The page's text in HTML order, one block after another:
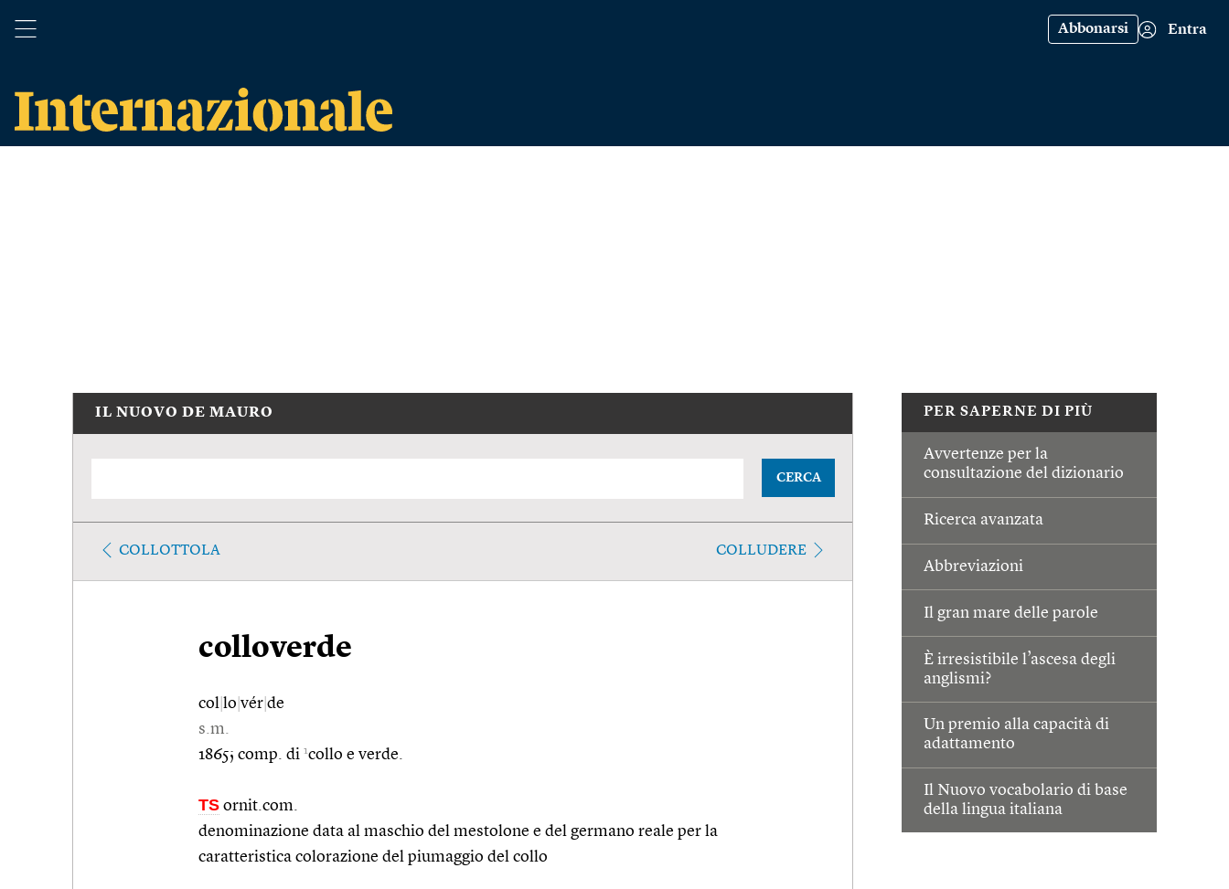
Abbonarsi Entra
PER SAPERNE DI PIÙ
Avvertenze per la
consultazione del dizionario
Ricerca avanzata
Abbreviazioni
Il gran mare delle parole
È irresistibile l’ascesa degli
anglismi?
Un premio alla capacità di
adattamento
Il Nuovo vocabolario di base
della lingua italiana
IL NUOVO DE MAURO
CERCA
COLLOTTOLA COLLUDERE
colloverde
col lo vér de
s.m.
1865; comp. di 1collo e verde.
TS ornit.com.
denominazione data al maschio del mestolone e del germano reale per la
caratteristica colorazione del piumaggio del collo